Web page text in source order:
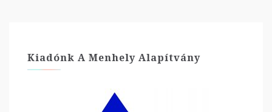
Kiadónk A Menhely Alapítvány